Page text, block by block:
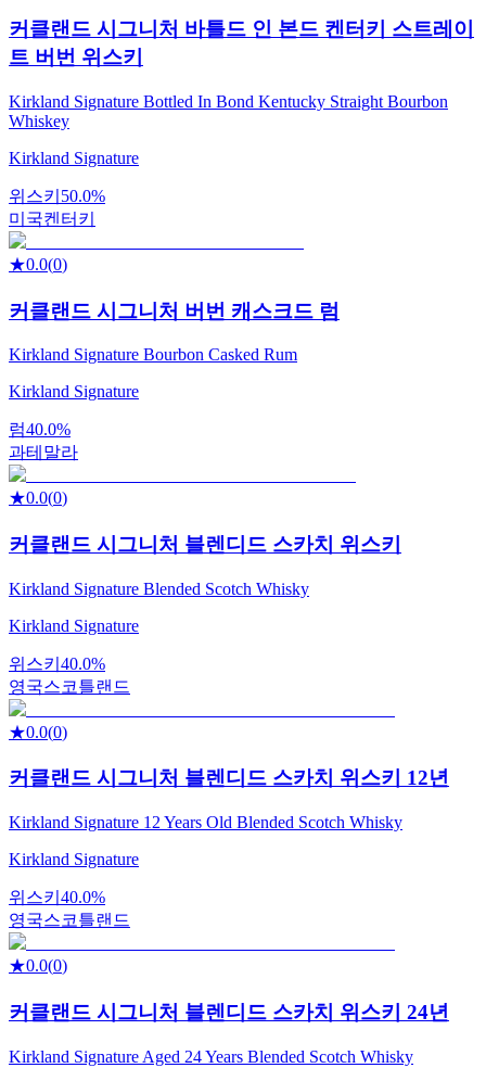
커클랜드 시그니처 바틀드 인 본드 켄터키 스트레이
트 버번 위스키
Kirkland Signature Bottled In Bond Kentucky Straight Bourbon
Whiskey
Kirkland Signature
위스키 50.0%
미국켄터키
★0.0(0)
커클랜드 시그니처 버번 캐스크드 럼
Kirkland Signature Bourbon Casked Rum
Kirkland Signature
럼40.0%
과테말라
★0.0(0)
커클랜드 시그니처 블렌디드 스카치 위스키
Kirkland Signature Blended Scotch Whisky
Kirkland Signature
위스키 40.0%
영국스코틀랜드
★0.0(0)
커클랜드 시그니처 블렌디드 스카치 위스키 12년
Kirkland Signature 12 Years Old Blended Scotch Whisky
Kirkland Signature
위스키 40.0%
영국스코틀랜드
★0.0(0)
커클랜드 시그니처 블렌디드 스카치 위스키 24년
Kirkland Signature Aged 24 Years Blended Scotch Whisky